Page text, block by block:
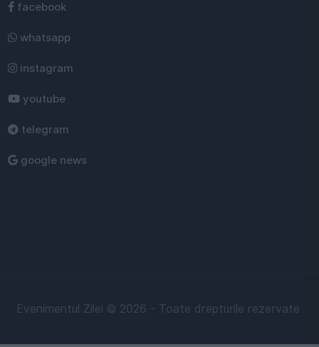
facebook
whatsapp
instagram
youtube
telegram
google news
Evenimentul Zilei © 2026 - Toate drepturile rezervate